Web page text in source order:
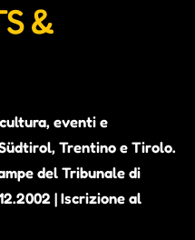
&
eventi e
Trentino e Tirolo.
del Tribunale di
| Iscrizione al